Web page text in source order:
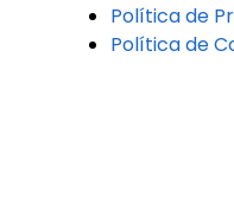
Política de
Política de